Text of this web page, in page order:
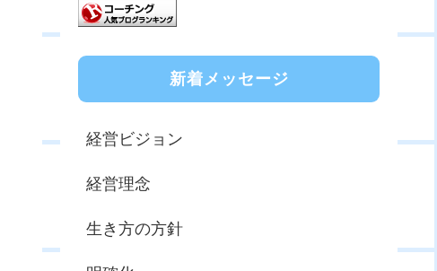
新着メッセージ
経営ビジョン
経営理念
生き方の方針